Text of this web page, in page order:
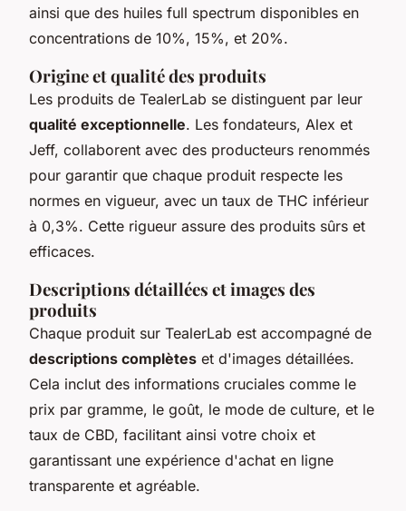
ainsi que des huiles full spectrum disponibles en
concentrations de 10%, 15%, et 20%.
Origine et qualité des produits
Les produits de TealerLab se distinguent par leur
qualité exceptionnelle. Les fondateurs, Alex et
Jeff, collaborent avec des producteurs renommés
pour garantir que chaque produit respecte les
normes en vigueur, avec un taux de THC inférieur
à 0,3%. Cette rigueur assure des produits sûrs et
efficaces.
Descriptions détaillées et images des
produits
Chaque produit sur TealerLab est accompagné de
descriptions complètes et d'images détaillées.
Cela inclut des informations cruciales comme le
prix par gramme, le goût, le mode de culture, et le
taux de CBD, facilitant ainsi votre choix et
garantissant une expérience d'achat en ligne
transparente et agréable.